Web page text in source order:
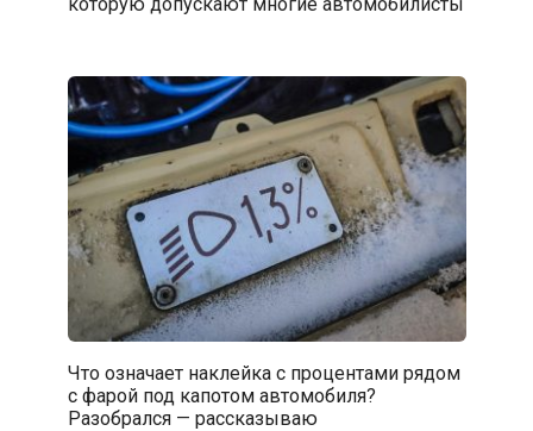
Что означает наклейка с процентами рядом
с фарой под капотом автомобиля?
Разобрался — рассказываю